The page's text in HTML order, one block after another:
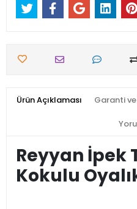
Ürün Açıklaması Garanti
Reyyan İpek
Kokulu